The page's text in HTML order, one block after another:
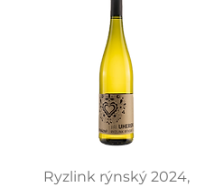
Ryzlink rýnský 2024,